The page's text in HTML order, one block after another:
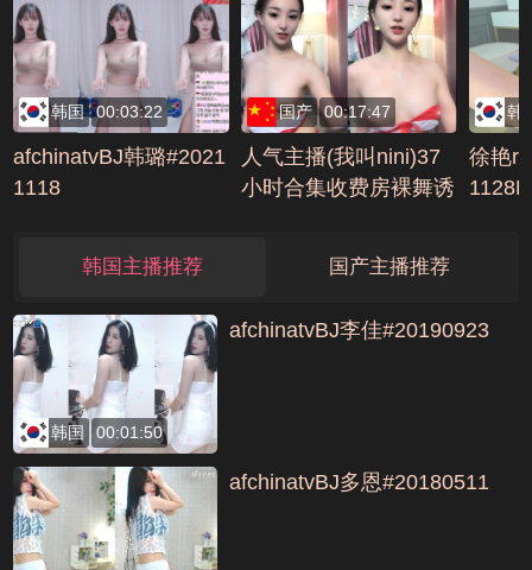
韩国 00:03:22
afchinatvBJ韩璐#2021
1118
国产 00:17:47
人气主播(我叫nini)37
小时合集收费房裸舞诱
韩
徐艳
韩国主播推荐 国产主播推荐
韩国 00:01:50
afchinatvBJ李佳#20190923
afchinatvBJ多恩#20180511